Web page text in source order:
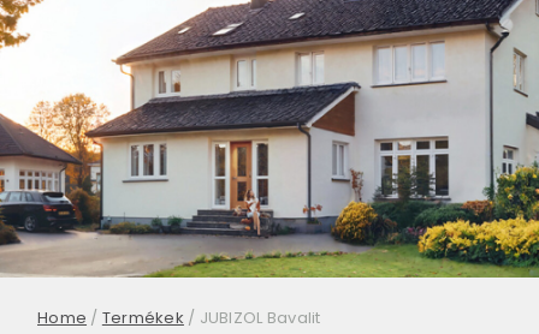
Home / Termékek / JUBIZOL Bavalit